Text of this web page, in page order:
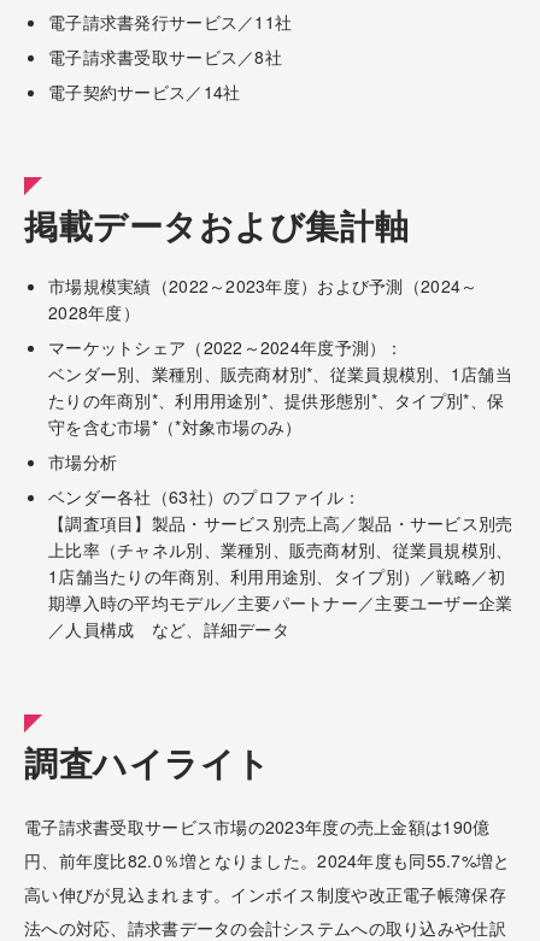
電子請求書発行サービス／11社
電子請求書受取サービス／8社
電子契約サービス／14社
掲載データおよび集計軸
市場規模実績（2022～2023年度）および予測（2024～
2028年度）
マーケットシェア（2022～2024年度予測）：
ベンダー別、業種別、販売商材別*、従業員規模別、1店舗当
たりの年商別*、利用用途別*、提供形態別*、タイプ別*、保
守を含む市場*（*対象市場のみ）
市場分析
ベンダー各社（63社）のプロファイル：
【調査項目】製品・サービス別売上高／製品・サービス別売
上比率（チャネル別、業種別、販売商材別、従業員規模別、
1店舗当たりの年商別、利用用途別、タイプ別）／戦略／初
期導入時の平均モデル／主要パートナー／主要ユーザー企業
／人員構成 など、詳細データ
調査ハイライト
電子請求書受取サービス市場の2023年度の売上金額は190億
円、前年度比82.0％増となりました。2024年度も同55.7%増と
高い伸びが見込まれます。インボイス制度や改正電子帳簿保存
法への対応、請求書データの会計システムへの取り込みや仕訳